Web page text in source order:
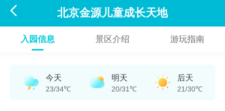
 北京金源儿童成长天地
入园信息 景区介绍 游玩指南
今天
23/34℃
明天
20/31℃
后天
21/30℃